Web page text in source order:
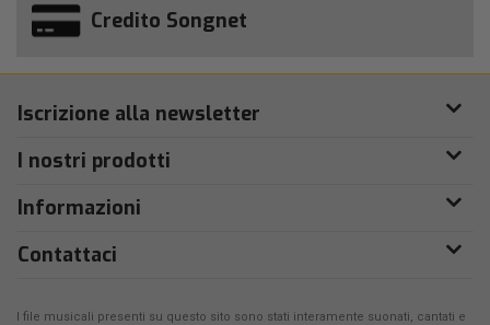
Credito Songnet
Iscrizione alla newsletter
I nostri prodotti
Informazioni
Contattaci
I file musicali presenti su questo sito sono stati interamente suonati, cantati e